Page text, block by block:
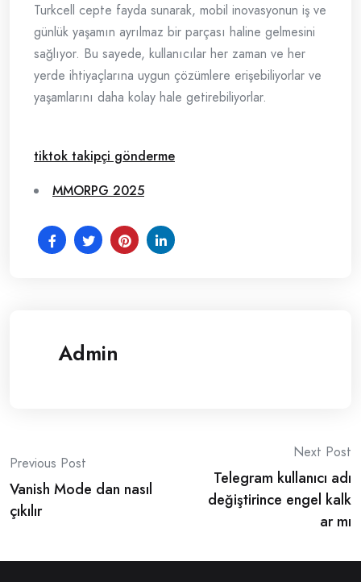
Turkcell cepte fayda sunarak, mobil inovasyonun iş ve
günlük yaşamın ayrılmaz bir parçası haline gelmesini
sağlıyor. Bu sayede, kullanıcılar her zaman ve her
yerde ihtiyaçlarına uygun çözümlere erişebiliyorlar ve
yaşamlarını daha kolay hale getirebiliyorlar.
tiktok takipçi gönderme
MMORPG 2025
Admin
Post
navigation
Previous Post
Vanish Mode dan nasıl
çıkılır
Next Post
Telegram kullanıcı adı
değiştirince engel kalk
ar mı